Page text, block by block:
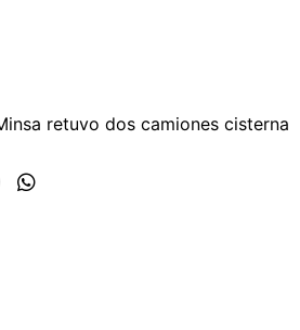
retuvo dos camiones cisterna